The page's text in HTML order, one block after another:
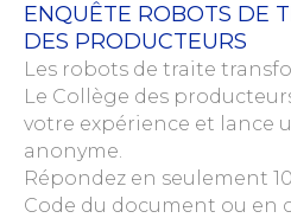
ENQUÊTE ROBOTS DE
DES PRODUCTEURS
Les robots de traite
Le Collège des
votre expérience et lance
anonyme.
Répondez en seulement
Code du document ou en